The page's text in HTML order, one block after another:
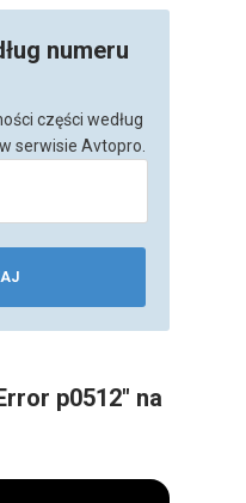
numeru
części według
serwisie Avtopro.
p0512" na